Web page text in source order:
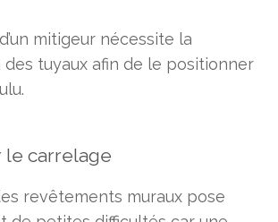
mitigeur nécessite la
tuyaux afin de le positionner
le carrelage
revêtements muraux pose